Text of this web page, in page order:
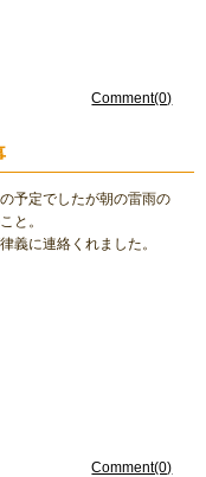
Comment(0)
予定でしたが朝の雷雨の
と。
義に連絡くれました。
Comment(0)